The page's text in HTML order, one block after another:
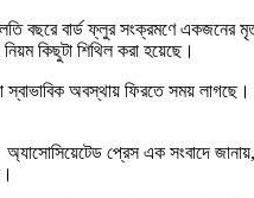
বার্ড ফ্লুর সংক্রমণে একজনের
কিছুটা শিথিল করা হয়েছে।
স্বাভাবিক অবস্থায় ফিরতে সময়
প্রেস এক সংবাদে জানায়,